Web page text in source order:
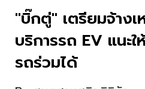
"บิ๊กตู่" เตรียมจ้างเ
บริการรถ EV แนะ
รถร่วมได้